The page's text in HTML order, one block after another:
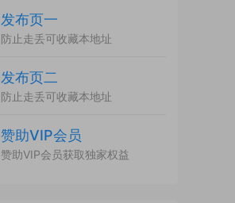
发布页一
防止走丢可收藏本地址
发布页二
防止走丢可收藏本地址
赞助VIP会员
赞助VIP会员获取独家权益